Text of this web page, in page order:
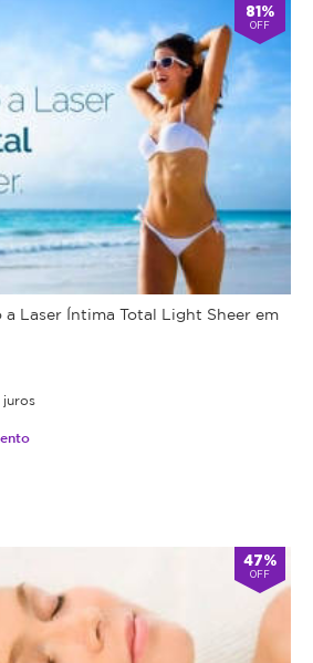
81%
OFF
a Laser Íntima Total Light Sheer em
juros
47%
OFF